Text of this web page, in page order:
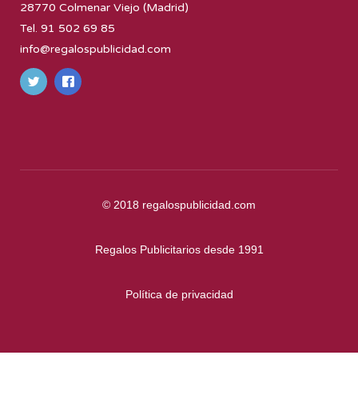
28770 Colmenar Viejo (Madrid)
Tel. 91 502 69 85
info@regalospublicidad.com
© 2018 regalospublicidad.com
Regalos Publicitarios desde 1991
Política de privacidad